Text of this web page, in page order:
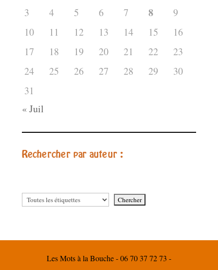
3
4 5 6 7 8
9
10
11 12 13 14 15
16
17
18 19 20 21 22
23
24
25 26 27 28 29
30
31
« Juil
Rechercher par auteur :
Les Mots à la Bouche - 06 70 37 72 73 -